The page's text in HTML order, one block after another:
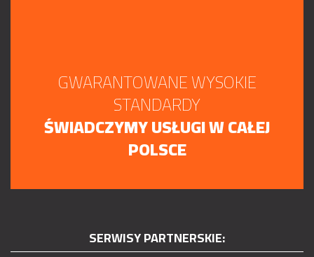
GWARANTOWANE WYSOKIE
STANDARDY
ŚWIADCZYMY USŁUGI W CAŁEJ
POLSCE
SERWISY PARTNERSKIE: